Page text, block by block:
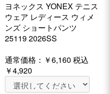
ヨネックス YONEX テニス
ウェア レディース ウィメ
ンズ ショートパンツ
25119 2026SS
通常価格： ￥6,160 税込
￥4,920